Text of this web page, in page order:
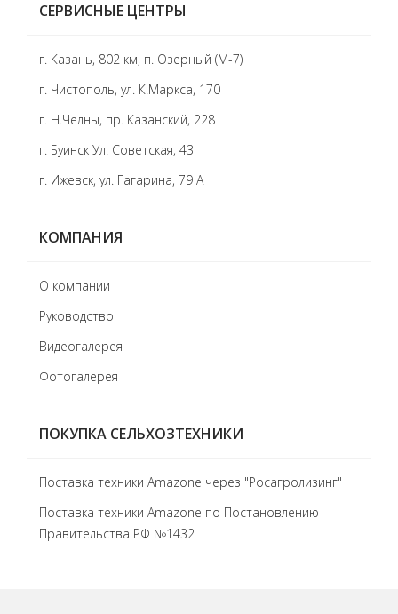
СЕРВИСНЫЕ ЦЕНТРЫ
г. Казань, 802 км, п. Озерный (М-7)
г. Чистополь, ул. К.Маркса, 170
г. Н.Челны, пр. Казанский, 228
г. Буинск Ул. Советская, 43
г. Ижевск, ул. Гагарина, 79 А
КОМПАНИЯ
О компании
Руководство
Видеогалерея
Фотогалерея
ПОКУПКА СЕЛЬХОЗТЕХНИКИ
Поставка техники Amazone через "Росагролизинг"
Поставка техники Amazone по Постановлению
Правительства РФ №1432